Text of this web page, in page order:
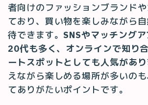
者向けのファッションブランド
ており、買い物を楽しみながら
待できます。SNSやマッチング
20代も多く、オンラインで知り
ートスポットとしても人気があ
えながら楽しめる場所が多いの
てありがたいポイントです。